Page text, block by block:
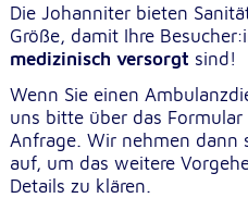
Die Johanniter bieten
Größe, damit Ihre
medizinisch versorgt sind!
Wenn Sie einen
uns bitte über das
Anfrage. Wir nehmen dann
auf, um das weitere
Details zu klären.
Cookie Laufzeit:
1 Jahr
Statistik
Statistik Cookies
Diese Informationen